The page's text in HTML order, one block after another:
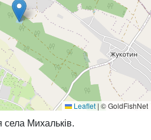
Leaflet | © GoldFishNet
села Михальків.